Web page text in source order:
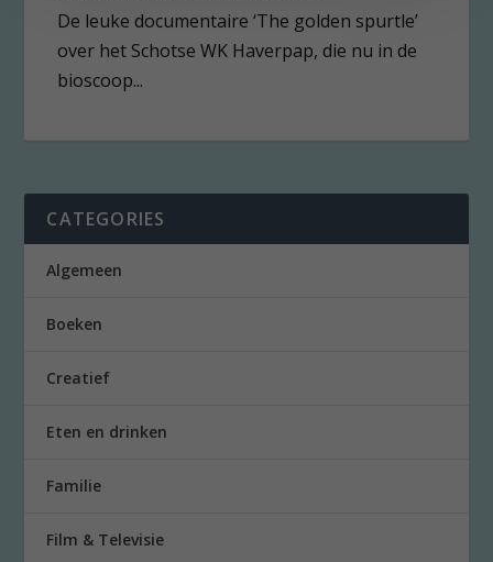
De leuke documentaire ‘The golden spurtle’
over het Schotse WK Haverpap, die nu in de
bioscoop...
CATEGORIES
Algemeen
Boeken
Creatief
Eten en drinken
Familie
Film & Televisie